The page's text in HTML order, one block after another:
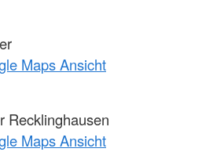
Maps Ansicht
Recklinghausen
Maps Ansicht